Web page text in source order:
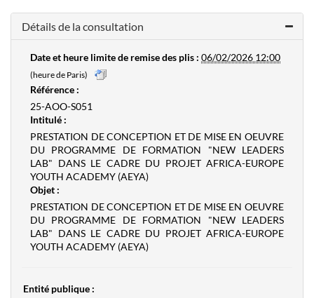
Détails de la consultation
Date et heure limite de remise des plis : 06/02/2026 12:00
(heure de Paris)
Référence :
25-AOO-S051
Intitulé :
PRESTATION DE CONCEPTION ET DE MISE EN OEUVRE
DU PROGRAMME DE FORMATION "NEW LEADERS
LAB" DANS LE CADRE DU PROJET AFRICA-EUROPE
YOUTH ACADEMY (AEYA)
Objet :
PRESTATION DE CONCEPTION ET DE MISE EN OEUVRE
DU PROGRAMME DE FORMATION "NEW LEADERS
LAB" DANS LE CADRE DU PROJET AFRICA-EUROPE
YOUTH ACADEMY (AEYA)
Entité publique :